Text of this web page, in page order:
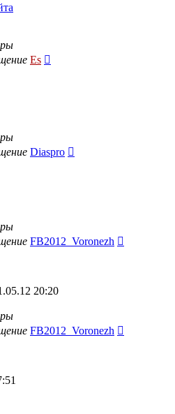
Es
Diaspro
FB2012_Voronezh
20:20
FB2012_Voronezh